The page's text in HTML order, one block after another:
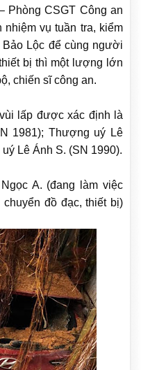
Phòng CSGT Công an
vụ tuần tra, kiểm
Lộc để cùng người
bị thì một lượng lớn
chiến sĩ công an.
lấp được xác định là
1981); Thượng uý Lê
Lê Ánh S. (SN 1990).
A. (đang làm việc
đồ đạc, thiết bị)